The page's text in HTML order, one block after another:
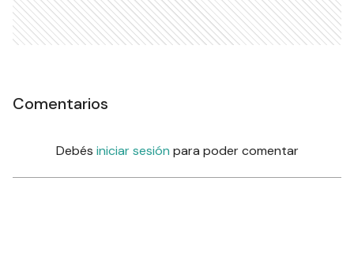
Comentarios
Debés iniciar sesión para poder comentar